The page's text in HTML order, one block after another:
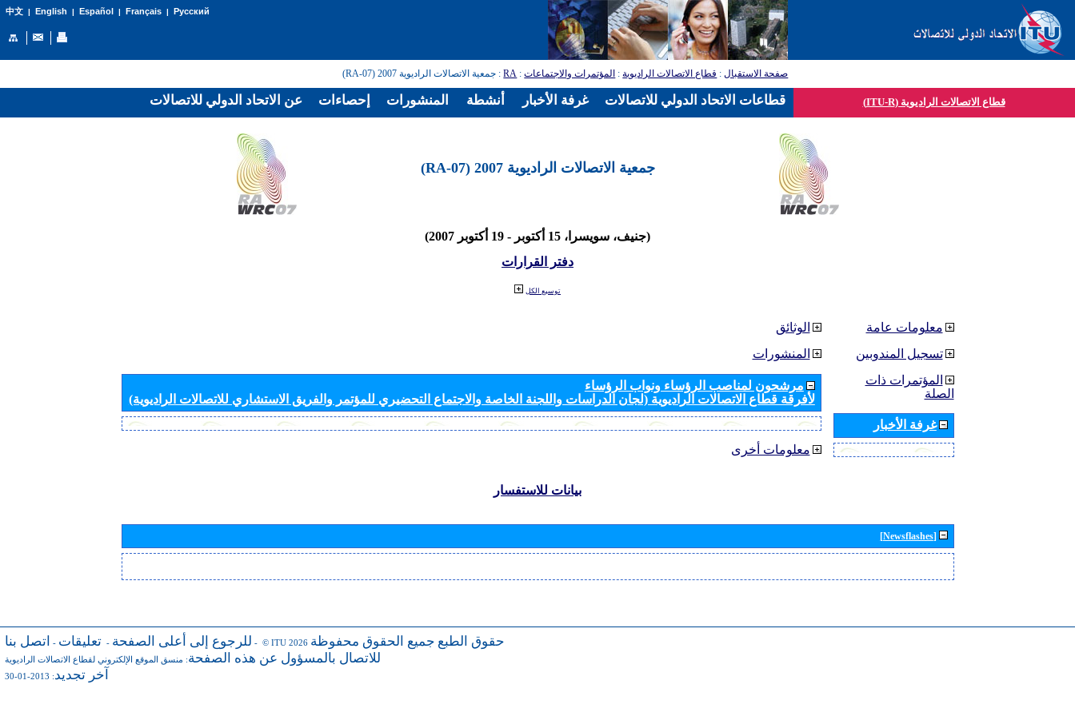
中文| English | Español | Français| Русский
صفحة الاستقبال: قطاع الاتصالات الراديوية: المؤتمرات والاجتماعات:
RA: جمعية الاتصالات الراديوية 2007 (RA-07)
قطاع الاتصالات الراديوية (ITU-R)
جمعية الاتصالات الراديوية 2007 (RA-07)
(جنيف، سويسرا، 15 أكتوبر - 19 أكتوبر 2007)
دفتر القرارات
توسيع الكل
الوثائق
المنشورات
مرشحون لمناصب الرؤساء ونواب الرؤساء
لأفرقة قطاع الاتصالات الراديوية (لجان الدراسات واللجنة الخاصة والاجتماع التحضيري للمؤتمر والفريق الاستشاري للاتصالات الراديوية)
معلومات أخرى
معلومات عامة
تسجيل المندوبين
المؤتمرات ذات
الصلة
غرفة الأخبار
بيانات للاستفسار
[Newsflashes]
للرجوع إلى أعلى الصفحة - تعليقات - اتصل بنا - © ITU 2026 حقوق الطبع جميع الحقوق محفوظة
للاتصال بالمسؤول عن هذه الصفحة: منسق الموقع الإلكتروني لقطاع الاتصالات الراديوية
آخر تجديد: 2013-01-30
عن الاتحاد الدولي للاتصالات إحصاءات المنشورات أنشطة غرفة الأخبار قطاعات الاتحاد الدولي للاتصالات